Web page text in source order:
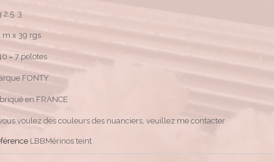
2.5 3
m x 39 rgs
= 7 pelotes
FONTY
en FRANCE
voulez des couleurs des nuanciers, veuillez me contacter
LBBMérinos teint